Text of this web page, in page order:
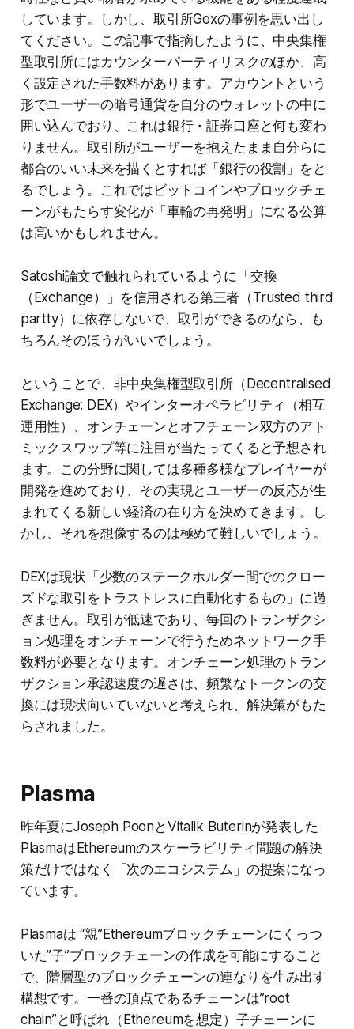
しています。しかし、取引所Goxの事例を思い出し
てください。この記事で指摘したように、中央集権
型取引所にはカウンターパーティリスクのほか、高
く設定された手数料があります。アカウントという
形でユーザーの暗号通貨を自分のウォレットの中に
囲い込んでおり、これは銀行・証券口座と何も変わ
りません。取引所がユーザーを抱えたまま自分らに
都合のいい未来を描くとすれば「銀行の役割」をと
るでしょう。これではビットコインやブロックチェ
ーンがもたらす変化が「車輪の再発明」になる公算
は高いかもしれません。
Satoshi論文で触れられているように「交換
（Exchange）」を信用される第三者（Trusted third
partty）に依存しないで、取引ができるのなら、も
ちろんそのほうがいいでしょう。
ということで、非中央集権型取引所（Decentralised
Exchange: DEX）やインターオペラビリティ（相互
運用性）、オンチェーンとオフチェーン双方のアト
ミックスワップ等に注目が当たってくると予想され
ます。この分野に関しては多種多様なプレイヤーが
開発を進めており、その実現とユーザーの反応が生
まれてくる新しい経済の在り方を決めてきます。し
かし、それを想像するのは極めて難しいでしょう。
DEXは現状「少数のステークホルダー間でのクロー
ズドな取引をトラストレスに自動化するもの」に過
ぎません。取引が低速であり、毎回のトランザクシ
ョン処理をオンチェーンで行うためネットワーク手
数料が必要となります。オンチェーン処理のトラン
ザクション承認速度の遅さは、頻繁なトークンの交
換には現状向いていないと考えられ、解決策がもた
らされました。
Plasma
昨年夏にJoseph PoonとVitalik Buterinが発表した
PlasmaはEthereumのスケーラビリティ問題の解決
策だけではなく「次のエコシステム」の提案になっ
ています。
Plasmaは “親”Ethereumブロックチェーンにくっつ
いた”子”ブロックチェーンの作成を可能にすること
で、階層型のブロックチェーンの連なりを生み出す
構想です。一番の頂点であるチェーンは”root
chain”と呼ばれ（Ethereumを想定）子チェーンに